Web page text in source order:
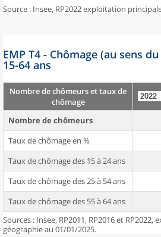
Source : Insee, RP2022 exploitation
EMP T4 - Chômage (au sens
15-64 ans
Nombre de chômeurs et taux de
chômage
Nombre de chômeurs
Taux de chômage en %
Taux de chômage des 15 à 24 ans
Taux de chômage des 25 à 54 ans
Taux de chômage des 55 à 64 ans
Sources : Insee, RP2011, RP2016 et
géographie au 01/01/2025.